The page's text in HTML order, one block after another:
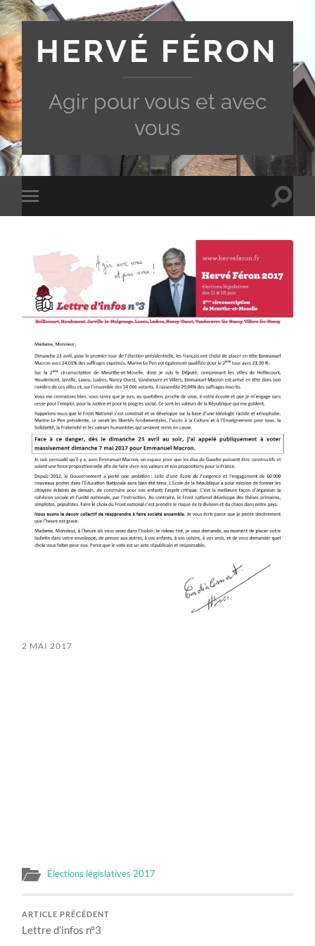
HERVÉ FÉRON
Agir pour vous et avec
vous
Toggle
mobile
Toggle
2 MAI 2017
Élections législatives 2017
ARTICLE PRÉCÉDENT
Lettre d’infos n°3